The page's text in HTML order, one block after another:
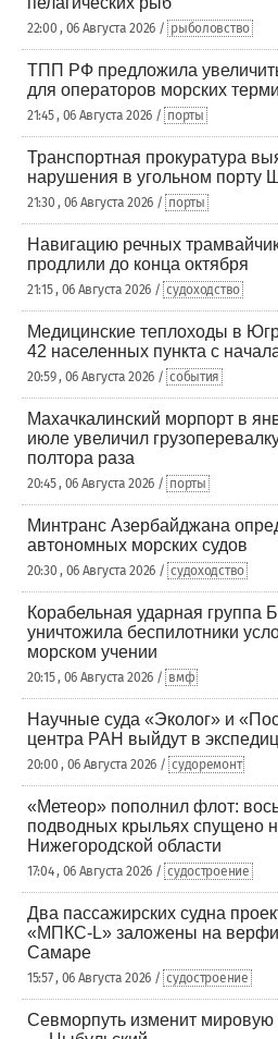
22:00 , 06 Августа 2026 / рыболовство
ТПП РФ предложила
для операторов морских
21:45 , 06 Августа 2026 / порты
Транспортная прокуратура
нарушения в угольном порту
21:30 , 06 Августа 2026 / порты
Навигацию речных
продлили до конца октября
21:15 , 06 Августа 2026 / судоходство
Медицинские теплоходы в
42 населенных пункта с
20:59 , 06 Августа 2026 / события
Махачкалинский морпорт в
июле увеличил
полтора раза
20:45 , 06 Августа 2026 / порты
Минтранс Азербайджана
автономных морских судов
20:30 , 06 Августа 2026 / судоходство
Корабельная ударная группа
уничтожила беспилотники
морском учении
20:15 , 06 Августа 2026 / вмф
Научные суда «Эколог» и
центра РАН выйдут в
20:00 , 06 Августа 2026 / судоремонт
«Метеор» пополнил флот:
подводных крыльях спущено
Нижегородской области
17:04 , 06 Августа 2026 / судостроение
Два пассажирских судна
«МПКС-L» заложены на
Самаре
15:57 , 06 Августа 2026 / судостроение
Севморпуть изменит мировую